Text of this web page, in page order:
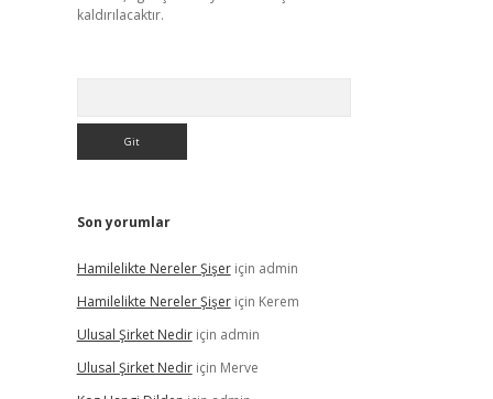
kaldırılacaktır.
Son yorumlar
Hamilelikte Nereler Şişeriçin admin
Hamilelikte Nereler Şişeriçin Kerem
Ulusal Şirket Nediriçin admin
Ulusal Şirket Nediriçin Merve